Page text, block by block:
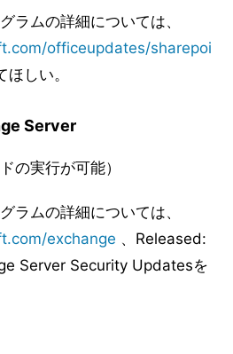
ラムの詳細については、
officeupdates/sharepoi
ほしい。
Server
の実行が可能）
ラムの詳細については、
exchange 、Released:
Server Security Updatesを